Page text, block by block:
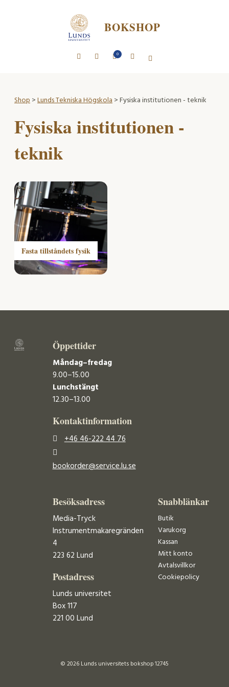
BOKSHOP
0
Shop>Lunds Tekniska Högskola> Fysiska institutionen - teknik
Fysiska institutionen -
teknik
Fasta tillståndets fysik
Öppettider
Måndag–fredag
9.00–15.00
Lunchstängt
12.30–13.00
Kontaktinformation
+46 46-222 44 76
bookorder@service.lu.se
Besöksadress
Media-Tryck
Instrumentmakaregränden
4
223 62 Lund
Postadress
Lunds universitet
Box 117
221 00 Lund
Snabblänkar
Butik
Varukorg
Kassan
Mitt konto
Avtalsvillkor
Cookiepolicy
© 2026 Lunds universitets bokshop 12745